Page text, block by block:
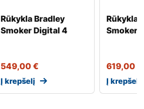
Rūkykla Bradley
Smoker Digital 4
549,00€
Į krepšelį
Rūkykla
Smoker
619,00
Į krepšelį